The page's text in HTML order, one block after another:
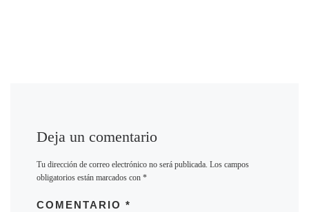
Deja un comentario
Tu dirección de correo electrónico no será publicada. Los campos
obligatorios están marcados con *
COMENTARIO *